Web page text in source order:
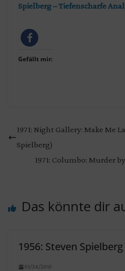
Spielberg – Tiefenscharfe
Gefällt mir:
1971: Night Gallery: Make Me
Spielberg)
1971: Columbo: Murder
Das könnte dir
1956: Steven
01/24/2015